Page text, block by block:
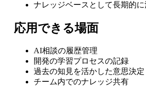
ナレッジベースとして長期的に
応用できる場面
AI相談の履歴管理
開発の学習プロセスの記録
過去の知見を活かした意思決定
チーム内でのナレッジ共有